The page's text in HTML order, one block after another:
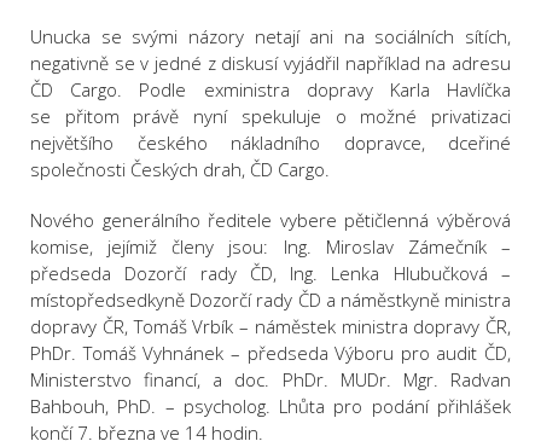
Unucka se svými názory netají ani na sociálních sítích,
negativně se v jedné z diskusí vyjádřil například na adresu
ČD Cargo. Podle exministra dopravy Karla Havlíčka
se přitom právě nyní spekuluje o možné privatizaci
největšího českého nákladního dopravce, dceřiné
společnosti Českých drah, ČD Cargo.
Nového generálního ředitele vybere pětičlenná výběrová
komise, jejímiž členy jsou: Ing. Miroslav Zámečník –
předseda Dozorčí rady ČD, Ing. Lenka Hlubučková –
místopředsedkyně Dozorčí rady ČD a náměstkyně ministra
dopravy ČR, Tomáš Vrbík – náměstek ministra dopravy ČR,
PhDr. Tomáš Vyhnánek – předseda Výboru pro audit ČD,
Ministerstvo financí, a doc. PhDr. MUDr. Mgr. Radvan
Bahbouh, PhD. – psycholog. Lhůta pro podání přihlášek
končí 7. března ve 14 hodin.